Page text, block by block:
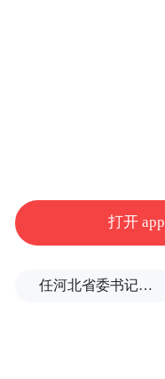
布，本平台仅提供信
Notice: The
pictures and
platform and
打开
任河北省委书记后，罗文首次调研